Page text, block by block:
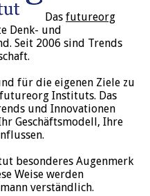
Das futureorg
Denk- und
Seit 2006 sind Trends
für die eigenen Ziele zu
Instituts. Das
und Innovationen
Geschäftsmodell, Ihre
besonderes Augenmerk
Weise werden
verständlich.